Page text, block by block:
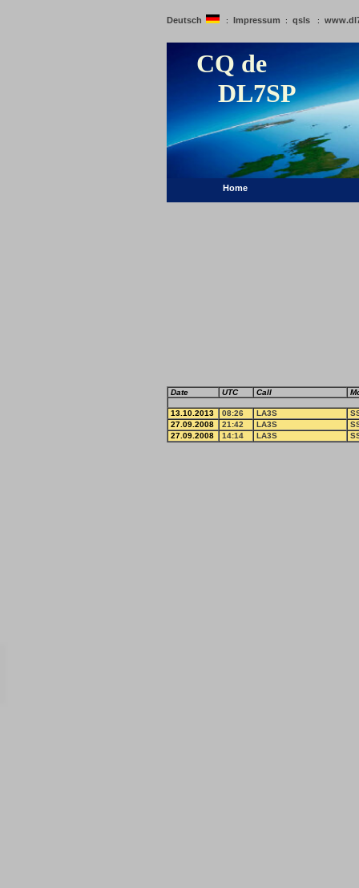
Deutsch : Impressum : qsls :
CQ de
DL7SP
Home
Date UTC Call
13.10.2013 08:26 LA3S
27.09.2008
21:42 LA3S
27.09.2008
14:14 LA3S